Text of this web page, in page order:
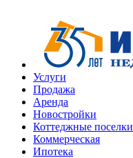
Услуги
Продажа
Аренда
Новостройки
Коттеджные поселки
Коммерческая
Ипотека